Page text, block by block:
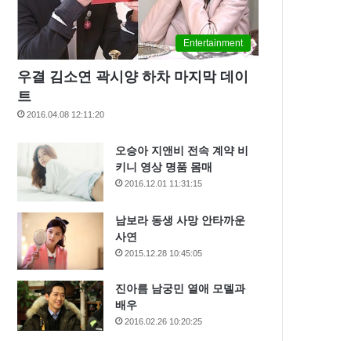
Entertainment
우결 김소연 곽시양 하차 마지막 데이
트
2016.04.08 12:11:20
오승아 지앤비 전속 계약 비
키니 영상 명품 몸매
2016.12.01 11:31:15
남보라 동생 사망 안타까운
사연
2015.12.28 10:45:05
진아름 남궁민 열애 모델과
배우
2016.02.26 10:20:25